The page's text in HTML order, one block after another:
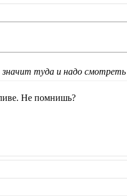
значит туда и надо смотреть
Не помнишь?